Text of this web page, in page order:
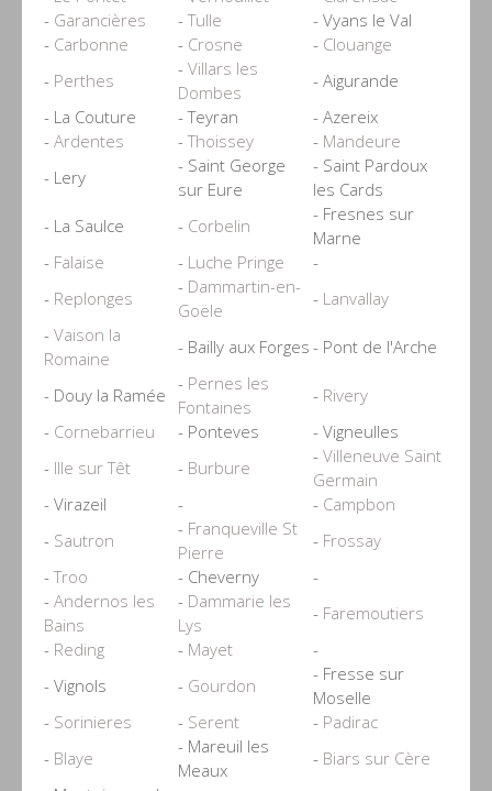
- Garancières -Tulle
- Vyans le Val
- Carbonne - Crosne - Clouange
- Perthes
- Villars les
Dombes
- Aigurande
- La Couture
- Teyran
- Azereix
- Ardentes -Thoissey - Mandeure
- Lery
- Saint George
sur Eure
- Saint Pardoux
les Cards
- La Saulce
- Corbelin
- Fresnes sur
Marne
- Falaise - Luche Pringe
-
- Replonges
- Dammartin-en-
Goële
- Lanvallay
- Vaison la
Romaine
- Bailly aux Forges - Pont de l'Arche
- Douy la Ramée
- Pernes les
Fontaines
- Rivery
- Cornebarrieu - Ponteves
- Vigneulles
- Ille sur Têt - Burbure
- Villeneuve Saint
Germain
- Virazeil
- - Campbon
- Sautron
- Franqueville St
Pierre
- Frossay
-Troo - Cheverny
-
- Andernos les
Bains
- Dammarie les
Lys
- Faremoutiers
- Reding - Mayet
-
- Vignols
- Gourdon
- Fresse sur
Moselle
- Sorinieres - Serent - Padirac
- Blaye
- Mareuil les
Meaux
- Biars sur Cère